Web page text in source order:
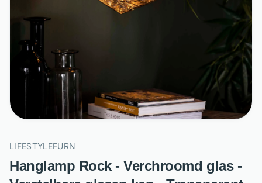
LIFESTYLEFURN
Hanglamp Rock - Verchroomd glas -